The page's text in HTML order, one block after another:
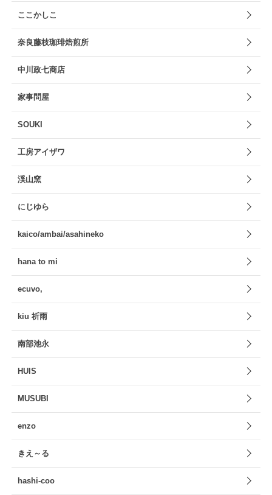
ここかしこ
奈良藤枝珈琲焙煎所
中川政七商店
家事問屋
SOUKI
工房アイザワ
渓山窯
にじゆら
kaico/ambai/asahineko
hana to mi
ecuvo,
kiu 祈雨
南部池永
HUIS
MUSUBI
enzo
きえ～る
hashi-coo